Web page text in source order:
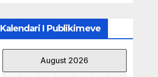
Kalendari I Publikimeve
August 2026